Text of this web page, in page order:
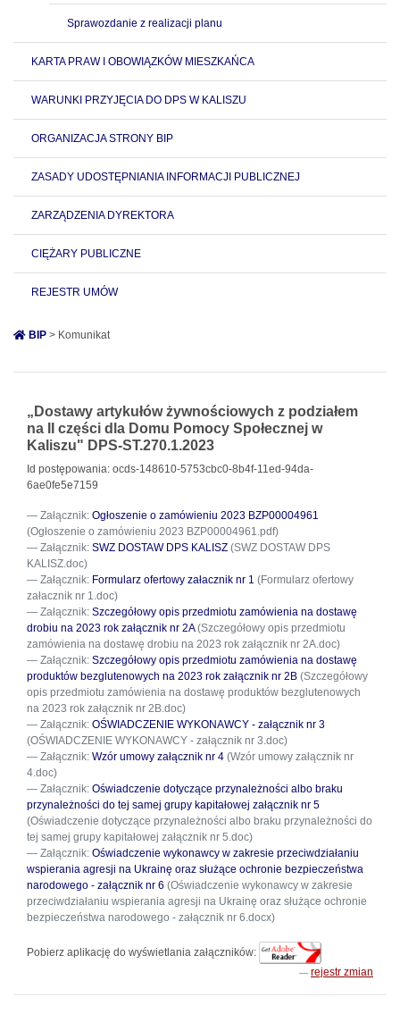
Sprawozdanie z realizacji planu
KARTA PRAW I OBOWIĄZKÓW MIESZKAŃCA
WARUNKI PRZYJĘCIA DO DPS W KALISZU
ORGANIZACJA STRONY BIP
ZASADY UDOSTĘPNIANIA INFORMACJI PUBLICZNEJ
ZARZĄDZENIA DYREKTORA
CIĘŻARY PUBLICZNE
REJESTR UMÓW
BIP > Komunikat
„Dostawy artykułów żywnościowych z podziałem
na II części dla Domu Pomocy Społecznej w
Kaliszu" DPS-ST.270.1.2023
Id postępowania: ocds-148610-5753cbc0-8b4f-11ed-94da-
6ae0fe5e7159
Załącznik: Ogłoszenie o zamówieniu 2023 BZP00004961
(Ogłoszenie o zamówieniu 2023 BZP00004961.pdf)
Załącznik: SWZ DOSTAW DPS KALISZ (SWZ DOSTAW DPS
KALISZ.doc)
Załącznik: Formularz ofertowy załacznik nr 1 (Formularz ofertowy
załacznik nr 1.doc)
Załącznik: Szczegółowy opis przedmiotu zamówienia na dostawę
drobiu na 2023 rok załącznik nr 2A(Szczegółowy opis przedmiotu
zamówienia na dostawę drobiu na 2023 rok załącznik nr 2A.doc)
Załącznik: Szczegółowy opis przedmiotu zamówienia na dostawę
produktów bezglutenowych na 2023 rok załącznik nr 2B (Szczegółowy
opis przedmiotu zamówienia na dostawę produktów bezglutenowych
na 2023 rok załącznik nr 2B.doc)
Załącznik: OŚWIADCZENIE WYKONAWCY - załącznik nr 3
(OŚWIADCZENIE WYKONAWCY - załącznik nr 3.doc)
Załącznik: Wzór umowy załącznik nr 4 (Wzór umowy załącznik nr
4.doc)
Załącznik: Oświadczenie dotyczące przynależności albo braku
przynależności do tej samej grupy kapitałowej załącznik nr 5
(Oświadczenie dotyczące przynależności albo braku przynależności do
tej samej grupy kapitałowej załącznik nr 5.doc)
Załącznik: Oświadczenie wykonawcy w zakresie przeciwdziałaniu
wspierania agresji na Ukrainę oraz służące ochronie bezpieczeństwa
narodowego - załącznik nr 6 (Oświadczenie wykonawcy w zakresie
przeciwdziałaniu wspierania agresji na Ukrainę oraz służące ochronie
bezpieczeństwa narodowego - załącznik nr 6.docx)
Pobierz aplikację do wyświetlania załączników:
rejestr zmian